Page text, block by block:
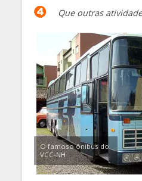
Que outras
O famoso ônibus do
VCC-NH